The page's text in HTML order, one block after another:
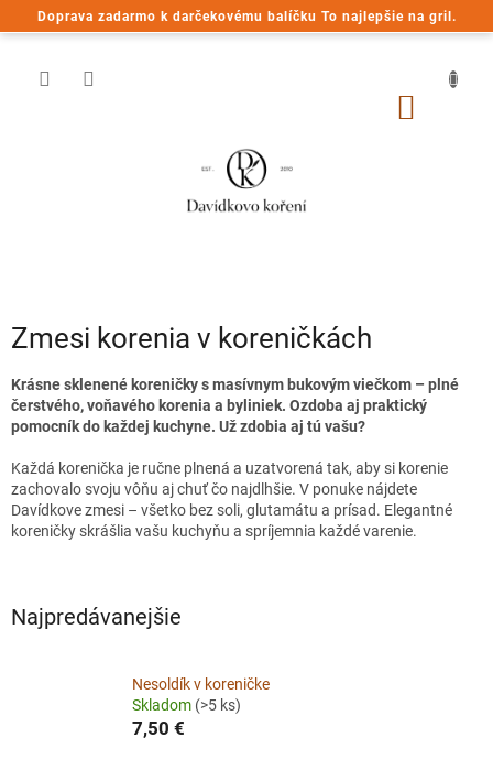
Doprava zadarmo k darčekovému balíčku To najlepšie na gril.
Prejsť
na
Zmesi korenia v koreničkách
Krásne sklenené koreničky s masívnym bukovým viečkom – plné
čerstvého, voňavého korenia a byliniek. Ozdoba aj praktický
pomocník do každej kuchyne. Už zdobia aj tú vašu?
Každá korenička je ručne plnená a uzatvorená tak, aby si korenie
zachovalo svoju vôňu aj chuť čo najdlhšie. V ponuke nájdete
Davídkove zmesi – všetko bez soli, glutamátu a prísad. Elegantné
koreničky skrášlia vašu kuchyňu a spríjemnia každé varenie.
Najpredávanejšie
Nesoldík v koreničke
Skladom (>5 ks)
7,50 €